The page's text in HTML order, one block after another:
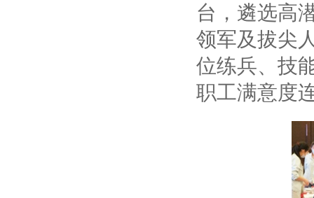
台，遴选高
领军及拔尖
位练兵、技
职工满意度